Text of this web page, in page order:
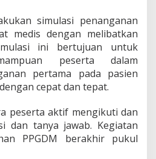
simulasi penanganan
medis dengan melibatkan
ini bertujuan untuk
peserta dalam
pertama pada pasien
cepat dan tepat.
peserta aktif mengikuti dan
dan tanya jawab. Kegiatan
PPGDM berakhir pukul